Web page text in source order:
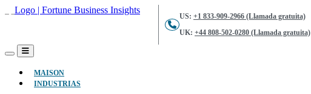
US: +1 833-909-2966 (Llamada gratuita)
UK: +44 808-502-0280 (Llamada gratuita)
MAISON(ACTUAL)
INDUSTRIAS